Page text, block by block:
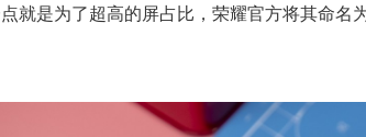
就是为了超高的屏占比，荣耀官方将其命名